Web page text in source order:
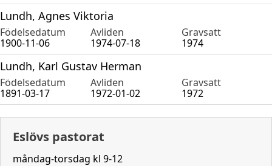
Lundh, Agnes Viktoria
Födelsedatum Avliden
Gravsatt
1900-11-06
1974-07-18 1974
Lundh, Karl Gustav Herman
Födelsedatum Avliden
Gravsatt
1891-03-17
1972-01-02 1972
Eslövs pastorat
måndag-torsdag kl 9-12